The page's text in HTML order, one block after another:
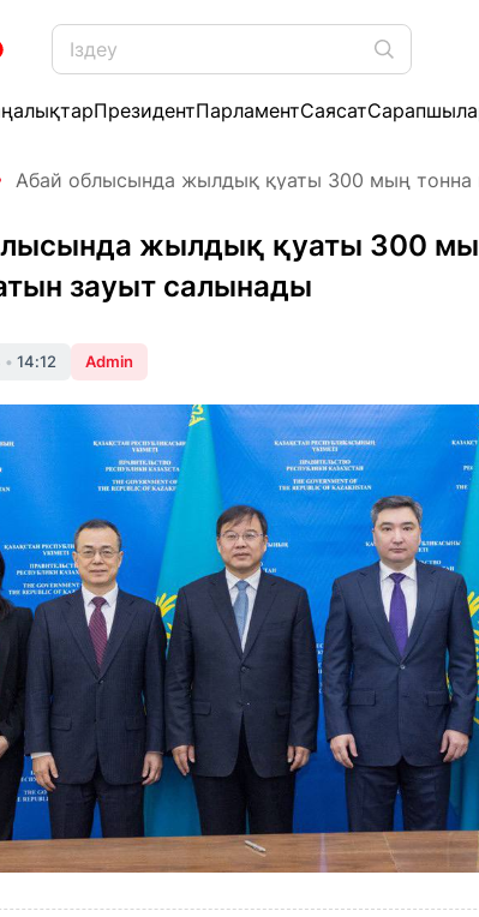
ПрезидентПарламентСаясат
Абай облысында жылдық қуаты 300 мың тонна
жылдық қуаты 300
зауыт салынады
• 14:12 Admin